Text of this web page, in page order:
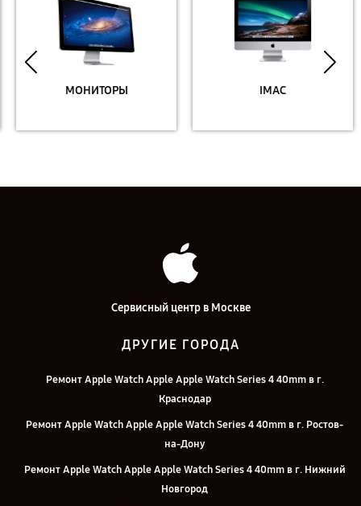
МОНИТОРЫ IMAC
Сервисный центр в Москве
ДРУГИЕ ГОРОДА
Ремонт Apple Watch Apple Apple Watch Series 4 40mm в г.
Краснодар
Ремонт Apple Watch Apple Apple Watch Series 4 40mm в г. Ростов-
на-Дону
Ремонт Apple Watch Apple Apple Watch Series 4 40mm в г. Нижний
Новгород